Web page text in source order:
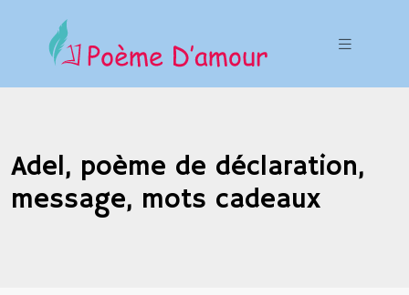
Adel, poème de déclaration,
message, mots cadeaux